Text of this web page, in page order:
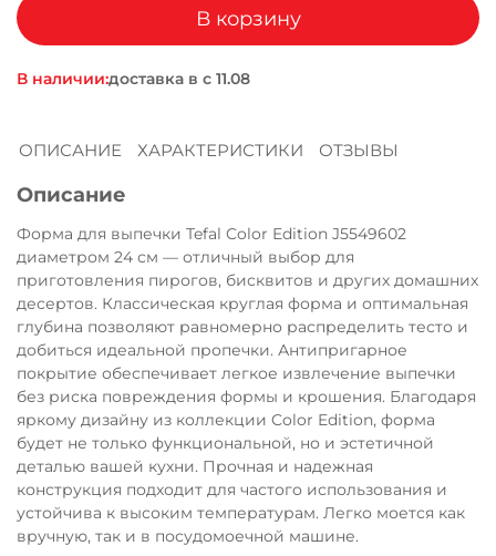
В корзину
В наличии:доставка в
ОПИСАНИЕ ХАРАКТЕРИСТИКИ ОТЗЫВЫ
Описание
Форма для выпечки Tefal Color Edition J5549602
диаметром 24 см — отличный выбор для
приготовления пирогов, бисквитов и других домашних
десертов. Классическая круглая форма и оптимальная
глубина позволяют равномерно распределить тесто и
добиться идеальной пропечки. Антипригарное
покрытие обеспечивает легкое извлечение выпечки
без риска повреждения формы и крошения. Благодаря
яркому дизайну из коллекции Color Edition, форма
будет не только функциональной, но и эстетичной
деталью вашей кухни. Прочная и надежная
конструкция подходит для частого использования и
устойчива к высоким температурам. Легко моется как
вручную, так и в посудомоечной машине.
раз в 2 недели
Остались вопросы?